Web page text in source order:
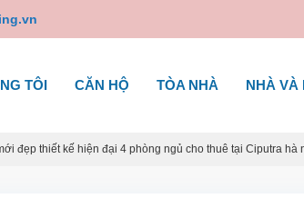
TÔI CĂN HỘ TÒA NHÀ NHÀ VÀ
đẹp thiết kế hiện đại 4 phòng ngủ cho thuê tại Ciputra hà